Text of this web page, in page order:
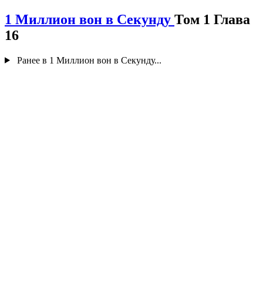
1 Миллион вон в Секунду Том 1 Глава
16
Ранее в 1 Миллион вон в Секунду...